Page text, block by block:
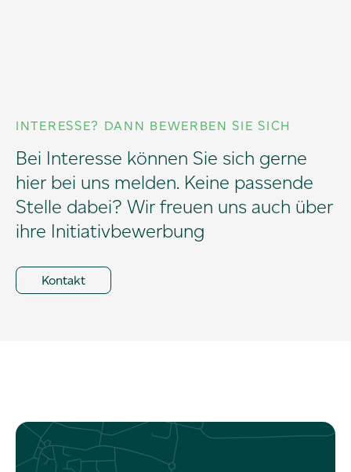
INTERESSE? DANN BEWERBEN SIE SICH
Bei Interesse können Sie sich gerne
hier bei uns melden. Keine passende
Stelle dabei? Wir freuen uns auch über
ihre Initiativbewerbung
Kontakt
Kontakt.